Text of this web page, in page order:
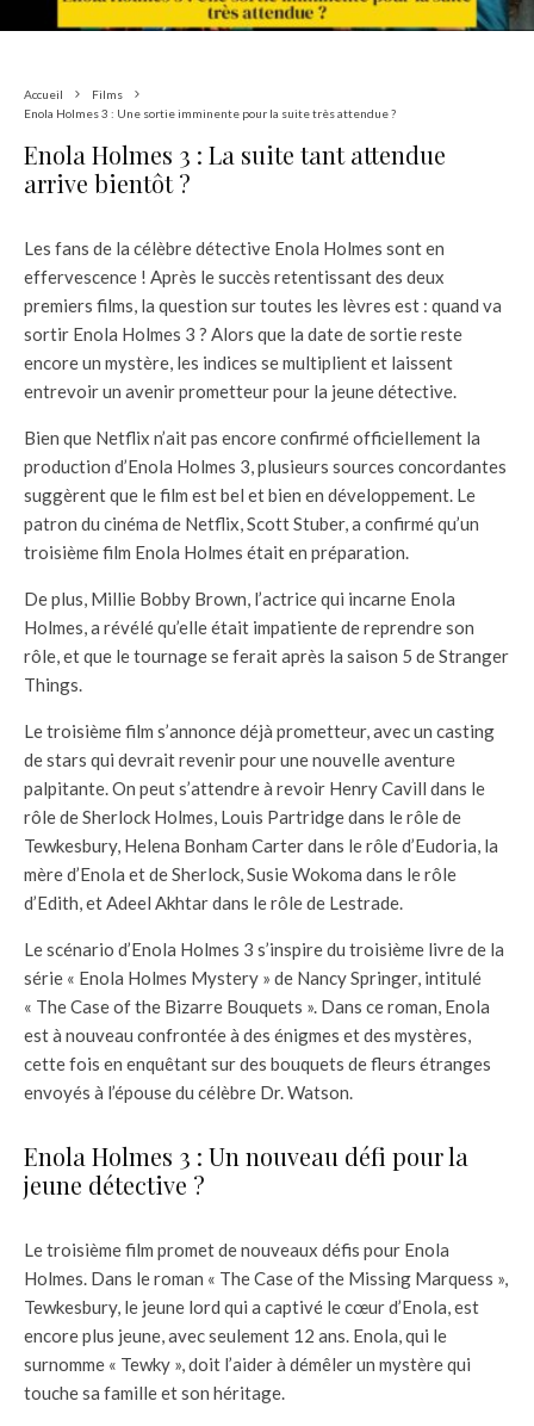
Accueil
Films
Enola Holmes 3 : Une sortie imminente pour la suite très attendue ?
Enola Holmes 3 : La suite tant attendue
arrive bientôt ?
Les fans de la célèbre détective Enola Holmes sont en
effervescence ! Après le succès retentissant des deux
premiers films, la question sur toutes les lèvres est : quand va
sortir Enola Holmes 3 ? Alors que la date de sortie reste
encore un mystère, les indices se multiplient et laissent
entrevoir un avenir prometteur pour la jeune détective.
Bien que Netflix n’ait pas encore confirmé officiellement la
production d’Enola Holmes 3, plusieurs sources concordantes
suggèrent que le film est bel et bien en développement. Le
patron du cinéma de Netflix, Scott Stuber, a confirmé qu’un
troisième film Enola Holmes était en préparation.
De plus, Millie Bobby Brown, l’actrice qui incarne Enola
Holmes, a révélé qu’elle était impatiente de reprendre son
rôle, et que le tournage se ferait après la saison 5 de Stranger
Things.
Le troisième film s’annonce déjà prometteur, avec un casting
de stars qui devrait revenir pour une nouvelle aventure
palpitante. On peut s’attendre à revoir Henry Cavill dans le
rôle de Sherlock Holmes, Louis Partridge dans le rôle de
Tewkesbury, Helena Bonham Carter dans le rôle d’Eudoria, la
mère d’Enola et de Sherlock, Susie Wokoma dans le rôle
d’Edith, et Adeel Akhtar dans le rôle de Lestrade.
Le scénario d’Enola Holmes 3 s’inspire du troisième livre de la
série « Enola Holmes Mystery » de Nancy Springer, intitulé
« The Case of the Bizarre Bouquets ». Dans ce roman, Enola
est à nouveau confrontée à des énigmes et des mystères,
cette fois en enquêtant sur des bouquets de fleurs étranges
envoyés à l’épouse du célèbre Dr. Watson.
Enola Holmes 3 : Un nouveau défi pour la
jeune détective ?
Le troisième film promet de nouveaux défis pour Enola
Holmes. Dans le roman « The Case of the Missing Marquess »,
Tewkesbury, le jeune lord qui a captivé le cœur d’Enola, est
encore plus jeune, avec seulement 12 ans. Enola, qui le
surnomme « Tewky », doit l’aider à démêler un mystère qui
touche sa famille et son héritage.